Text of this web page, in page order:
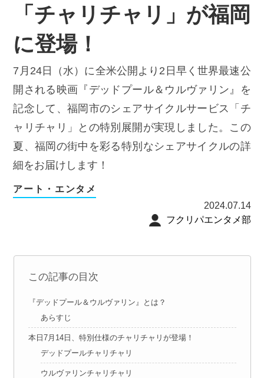
「チャリチャリ」が福岡
に登場！
7月24日（水）に全米公開より2日早く世界最速公
開される映画『デッドプール＆ウルヴァリン』を
記念して、福岡市のシェアサイクルサービス「チ
ャリチャリ」との特別展開が実現しました。この
夏、福岡の街中を彩る特別なシェアサイクルの詳
細をお届けします！
アート・エンタメ
2024.07.14
フクリパエンタメ部
この記事の目次
『デッドプール＆ウルヴァリン』とは？
あらすじ
本日7月14日、特別仕様のチャリチャリが登場！
デッドプールチャリチャリ
ウルヴァリンチャリチャリ